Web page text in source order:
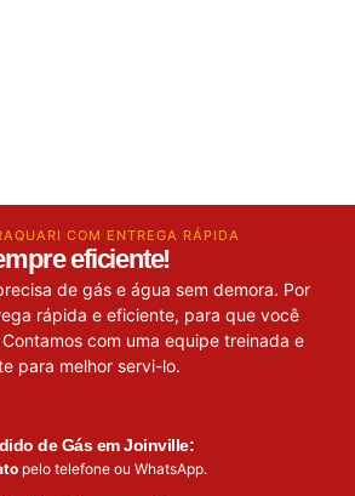
COM ENTREGA RÁPIDA
eficiente!
de gás e água sem demora. Por
rápida e eficiente, para que você
com uma equipe treinada e
para melhor servi-lo.
de Gás em Joinville:
pelo telefone ou WhatsApp.